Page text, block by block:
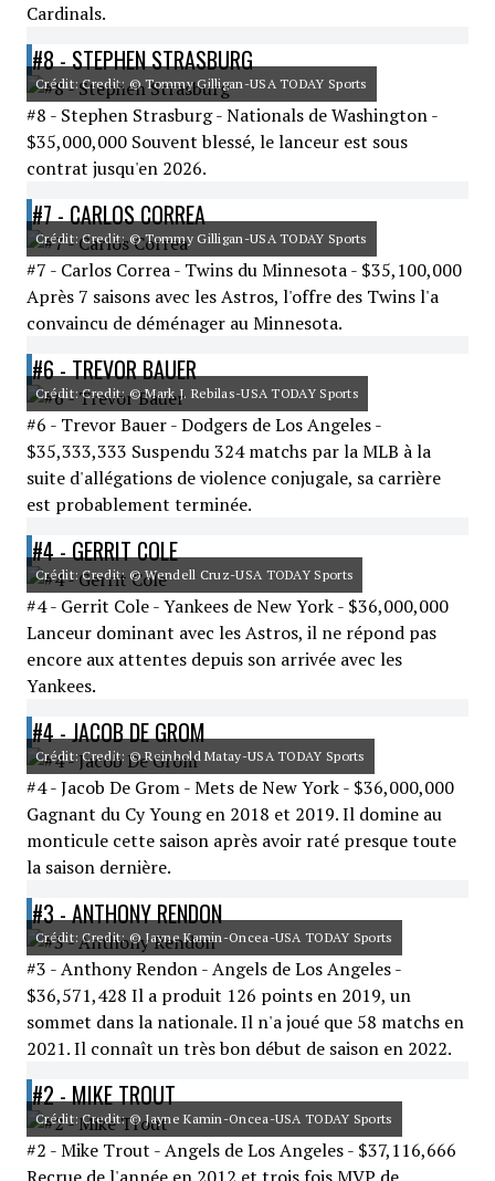
Cardinals.
#8 - STEPHEN STRASBURG
Crédit: Credit: © Tommy Gilligan-USA TODAY Sports
#8 - Stephen Strasburg - Nationals de Washington -
$35,000,000 Souvent blessé, le lanceur est sous
contrat jusqu'en 2026.
#7 - CARLOS CORREA
Crédit: Credit: © Tommy Gilligan-USA TODAY Sports
#7 - Carlos Correa - Twins du Minnesota - $35,100,000
Après 7 saisons avec les Astros, l'offre des Twins l'a
convaincu de déménager au Minnesota.
#6 - TREVOR BAUER
Crédit: Credit: © Mark J. Rebilas-USA TODAY Sports
#6 - Trevor Bauer - Dodgers de Los Angeles -
$35,333,333 Suspendu 324 matchs par la MLB à la
suite d'allégations de violence conjugale, sa carrière
est probablement terminée.
#4 - GERRIT COLE
Crédit: Credit: © Wendell Cruz-USA TODAY Sports
#4 - Gerrit Cole - Yankees de New York - $36,000,000
Lanceur dominant avec les Astros, il ne répond pas
encore aux attentes depuis son arrivée avec les
Yankees.
#4 - JACOB DE GROM
Crédit: Credit: © Reinhold Matay-USA TODAY Sports
#4 - Jacob De Grom - Mets de New York - $36,000,000
Gagnant du Cy Young en 2018 et 2019. Il domine au
monticule cette saison après avoir raté presque toute
la saison dernière.
#3 - ANTHONY RENDON
Crédit: Credit: © Jayne Kamin-Oncea-USA TODAY Sports
#3 - Anthony Rendon - Angels de Los Angeles -
$36,571,428 Il a produit 126 points en 2019, un
sommet dans la nationale. Il n'a joué que 58 matchs en
2021. Il connaît un très bon début de saison en 2022.
#2 - MIKE TROUT
Crédit: Credit: © Jayne Kamin-Oncea-USA TODAY Sports
#2 - Mike Trout - Angels de Los Angeles - $37,116,666